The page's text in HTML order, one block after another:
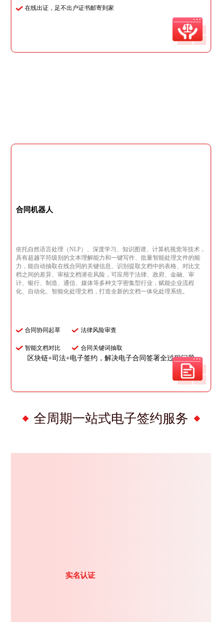
在线出证，足不出户证书邮寄到家
合同机器人
依托自然语言处理（NLP）、深度学习、知识图谱、计算机视觉等技术，
具有超越字符级别的文本理解能力和一键写作、批量智能处理文件的能
力，能自动抽取在线合同的关键信息、识别提取文档中的表格、对比文
档之间的差异、审核文档潜在风险，可应用于法律、政府、金融、审
计、银行、制造、通信、媒体等多种文字密集型行业，赋能企业流程
化、自动化、智能化处理文档，打造全新的文档一体化处理系统。
合同协同起草 法律风险审查
智能文档对比 合同关键词抽取
全周期一站式电子签约服务
区块链+司法+电子签约，解决电子合同签署全过程问题
实名认证